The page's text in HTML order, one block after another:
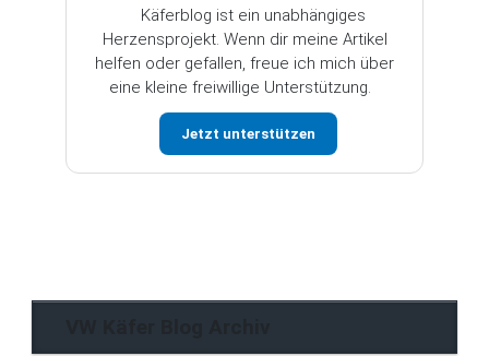
Käferblog ist ein unabhängiges
Herzensprojekt. Wenn dir meine Artikel
helfen oder gefallen, freue ich mich über
eine kleine freiwillige Unterstützung.
Jetzt unterstützen